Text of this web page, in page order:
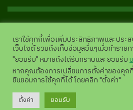
11,949,930 |
เราใช้คุกกี้เพื่อเพิ่มประสิทธิภาพและประ
เว็บไซต์ รวมถึงเก็บข้อมูลอื่นๆเมื่อทำราย
"ยอมรับ" หมายถึงได้รับทราบและยอมรับ
หากคุณต้องการเปลี่ยนการตั้งค่าของคุก
ยินยอมการใช้คุกกี้ได้ โดยคลิก "ตั้งค่า"
ตั้งค่า ยอมรับ